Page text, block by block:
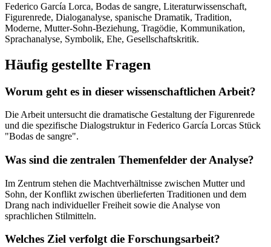
Federico García Lorca, Bodas de sangre, Literaturwissenschaft,
Figurenrede, Dialoganalyse, spanische Dramatik, Tradition,
Moderne, Mutter-Sohn-Beziehung, Tragödie, Kommunikation,
Sprachanalyse, Symbolik, Ehe, Gesellschaftskritik.
Häufig gestellte Fragen
Worum geht es in dieser wissenschaftlichen Arbeit?
Die Arbeit untersucht die dramatische Gestaltung der Figurenrede
und die spezifische Dialogstruktur in Federico García Lorcas Stück
"Bodas de sangre".
Was sind die zentralen Themenfelder der Analyse?
Im Zentrum stehen die Machtverhältnisse zwischen Mutter und
Sohn, der Konflikt zwischen überlieferten Traditionen und dem
Drang nach individueller Freiheit sowie die Analyse von
sprachlichen Stilmitteln.
Welches Ziel verfolgt die Forschungsarbeit?